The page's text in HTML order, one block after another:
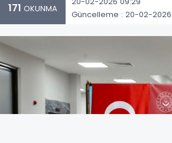
171 OKUNMA
Güncelleme : 20-02-2026